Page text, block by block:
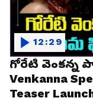
గోరేటి వెంకన్న
Venkanna
Teaser
12:29